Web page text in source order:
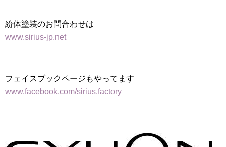
紛体塗装のお問合わせは
www.sirius-jp.net
フェイスブックページもやってます
www.facebook.com/sirius.factory